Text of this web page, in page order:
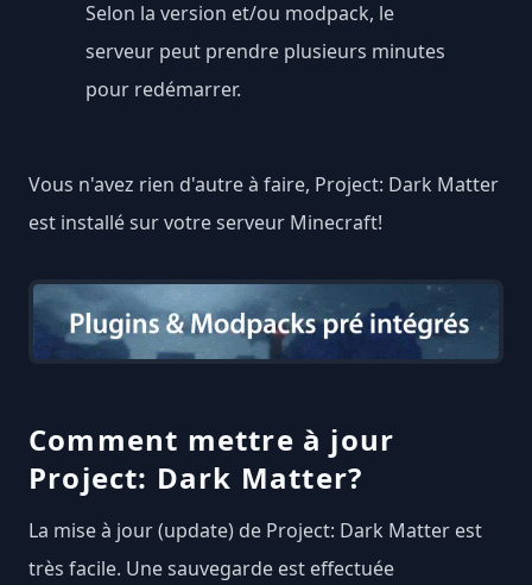
Selon la version et/ou modpack, le
serveur peut prendre plusieurs minutes
pour redémarrer.
Vous n'avez rien d'autre à faire, Project: Dark Matter
est installé sur votre serveur Minecraft!
Comment mettre à jour
Project: Dark Matter?
La mise à jour (update) de Project: Dark Matter est
très facile. Une sauvegarde est effectuée